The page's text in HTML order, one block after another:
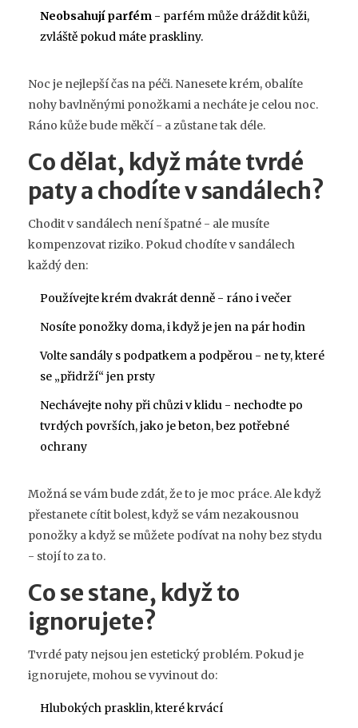
Neobsahují parfém - parfém může dráždit kůži,
zvláště pokud máte praskliny.
Noc je nejlepší čas na péči. Nanesete krém, obalíte
nohy bavlněnými ponožkami a necháte je celou noc.
Ráno kůže bude měkčí - a zůstane tak déle.
Co dělat, když máte tvrdé
paty a chodíte v sandálech?
Chodit v sandálech není špatné - ale musíte
kompenzovat riziko. Pokud chodíte v sandálech
každý den:
Používejte krém dvakrát denně - ráno i večer
Nosíte ponožky doma, i když je jen na pár hodin
Volte sandály s podpatkem a podpěrou - ne ty, které
se „přidrží“ jen prsty
Nechávejte nohy při chůzi v klidu - nechodte po
tvrdých površích, jako je beton, bez potřebné
ochrany
Možná se vám bude zdát, že to je moc práce. Ale když
přestanete cítit bolest, když se vám nezakousnou
ponožky a když se můžete podívat na nohy bez stydu
- stojí to za to.
Co se stane, když to
ignorujete?
Tvrdé paty nejsou jen estetický problém. Pokud je
ignorujete, mohou se vyvinout do:
Hlubokých prasklin, které krvácí